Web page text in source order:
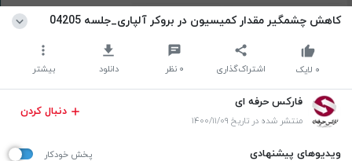
کاهش چشمگیر مقدار کمیسیون در بروکر آلپاری_جلسه 04205
اشتراک‌گذاری ۰ نظر دانلود بیشتر ۰ لایک
فارکس حرفه ای
منتشر شده در تاریخ ۱۴۰۰/۱۱/۰۹
دنبال کردن
ویدیوهای پیشنهادی پخش خودکار